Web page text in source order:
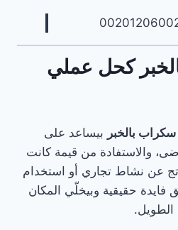
كحل عملي
بالخبر بيساعد على
والاستفادة من قيمة كانت
عن نشاط تجاري أو استخدام
فايدة حقيقية وبيخلّي المكان